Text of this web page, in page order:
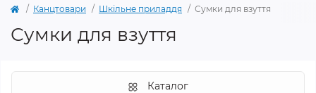
Канцтовари Шкільне приладдя Сумки для взуття
Сумки для взуття
Каталог